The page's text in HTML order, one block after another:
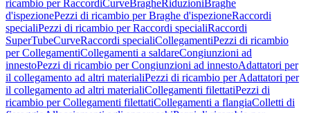
ricambio per RaccordiCurveBragheRiduzioniBraghe
d'ispezionePezzi di ricambio per Braghe d'ispezioneRaccordi
specialiPezzi di ricambio per Raccordi specialiRaccordi
SuperTubeCurveRaccordi specialiCollegamentiPezzi di ricambio
per CollegamentiCollegamenti a saldareCongiunzioni ad
innestoPezzi di ricambio per Congiunzioni ad innestoAdattatori per
il collegamento ad altri materialiPezzi di ricambio per Adattatori per
il collegamento ad altri materialiCollegamenti filettatiPezzi di
ricambio per Collegamenti filettatiCollegamenti a flangiaColletti di